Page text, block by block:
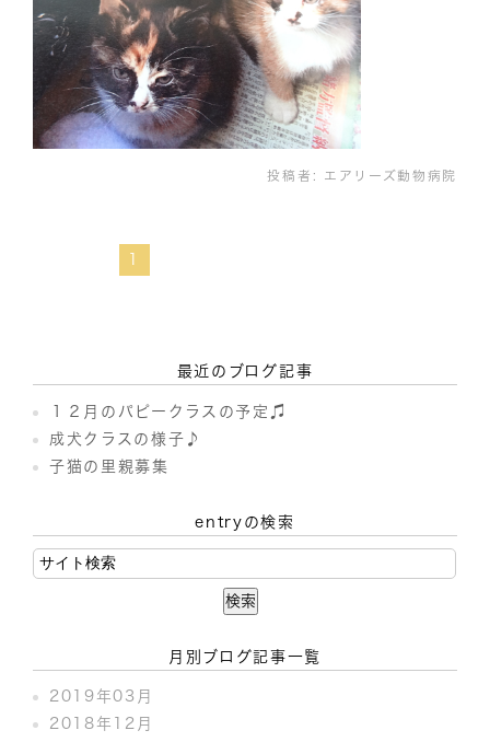
投稿者: エアリーズ動物病院
最近のブログ記事
１２月のパピークラスの予定♫
成犬クラスの様子♪
子猫の里親募集
entryの検索
月別ブログ記事一覧
2019年03月
2018年12月